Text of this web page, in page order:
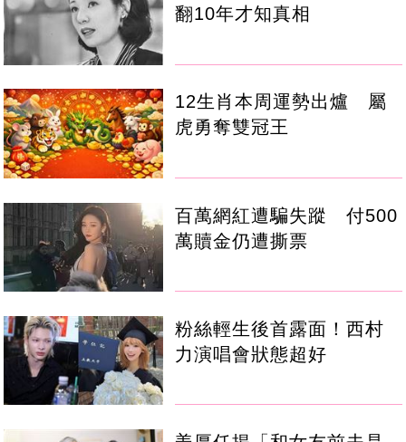
翻10年才知真相
12生肖本周運勢出爐 屬
虎勇奪雙冠王
百萬網紅遭騙失蹤 付500
萬贖金仍遭撕票
粉絲輕生後首露面！西村
力演唱會狀態超好